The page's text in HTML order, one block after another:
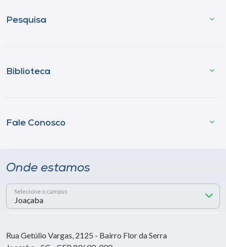
Pesquisa
Biblioteca
Fale Conosco
Onde estamos
Selecione o campus
Rua Getúlio Vargas, 2125 - Bairro Flor da Serra